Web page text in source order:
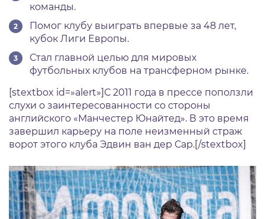
команды.
Помог клубу выиграть впервые за 48 лет,
кубок Лиги Европы.
Стал главной целью для мировых
футбольных клубов на трансферном рынке.
[stextbox id=»alert»]С 2011 года в прессе поползли
слухи о заинтересованности со стороны
английского «Манчестер Юнайтед». В это время
завершил карьеру на поле неизменный страж
ворот этого клуба Эдвин ван дер Сар.[/stextbox]